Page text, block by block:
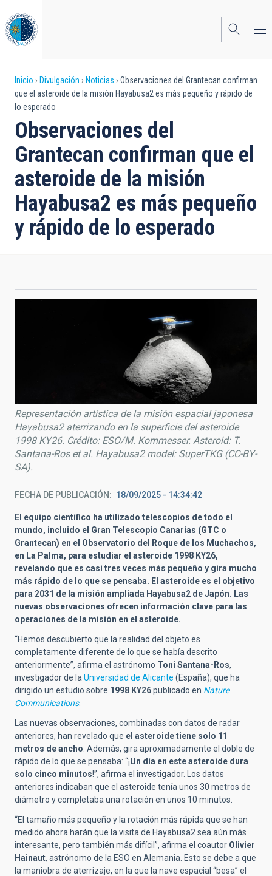
al
contenido
principal
Sobrescribir
enlaces
de
ayuda
a
la
navegación
Inicio Divulgación Noticias
Observaciones del Grantecan confirman
que el asteroide de la misión Hayabusa2 es más pequeño y rápido de
lo esperado
Observaciones del
Grantecan confirman que el
asteroide de la misión
Hayabusa2 es más pequeño
y rápido de lo esperado
Representación artística de la misión espacial japonesa
Hayabusa2 aterrizando en la superficie del asteroide
1998 KY26. Crédito: ESO/M. Kornmesser. Asteroid: T.
Santana-Ros et al. Hayabusa2 model: SuperTKG (CC-BY-
SA).
FECHA DE PUBLICACIÓN 18/09/2025 - 14:34:42
El equipo científico ha utilizado telescopios de todo el
mundo, incluido el Gran Telescopio Canarias (GTC o
Grantecan) en el Observatorio del Roque de los Muchachos,
en La Palma, para estudiar el asteroide 1998 KY26,
revelando que es casi tres veces más pequeño y gira mucho
más rápido de lo que se pensaba. El asteroide es el objetivo
para 2031 de la misión ampliada Hayabusa2 de Japón. Las
nuevas observaciones ofrecen información clave para las
operaciones de la misión en el asteroide.
“Hemos descubierto que la realidad del objeto es
completamente diferente de lo que se había descrito
anteriormente”, afirma el astrónomo Toni Santana-Ros,
investigador de la Universidad de Alicante (España), que ha
dirigido un estudio sobre 1998 KY26publicado en Nature
Communications.
Las nuevas observaciones, combinadas con datos de radar
anteriores, han revelado que el asteroide tiene solo 11
metros de ancho . Además, gira aproximadamente el doble de
rápido de lo que se pensaba: “¡Un día en este asteroide dura
solo cinco minutos!”, afirma el investigador. Los datos
anteriores indicaban que el asteroide tenía unos 30 metros de
diámetro y completaba una rotación en unos 10 minutos.
“El tamaño más pequeño y la rotación más rápida que se han
medido ahora harán que la visita de Hayabusa2 sea aún más
interesante, pero también más difícil”, afirma el coautor Olivier
Hainaut, astrónomo de la ESO en Alemania. Esto se debe a que
la maniobra de aterrizaje, en la que la nave espacial “besa” el